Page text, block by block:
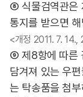
⑧ 식물검역관은
통지를 받으면
<개정 2011. 7. 14.,
⑨ 제8항에 따른
담겨져 있는 우
는 탁송품을 첨